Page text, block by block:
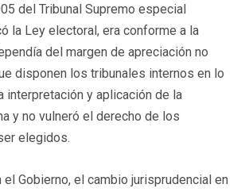
del Tribunal Supremo especial
la Ley electoral, era conforme a la
del margen de apreciación no
disponen los tribunales internos en lo
interpretación y aplicación de la
y no vulneró el derecho de los
elegidos.
el Gobierno, el cambio jurisprudencial en